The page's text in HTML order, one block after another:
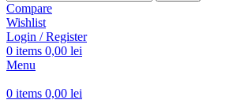
Compare
Wishlist
Login / Register
0 items 0,00 lei
Menu
0 items 0,00 lei